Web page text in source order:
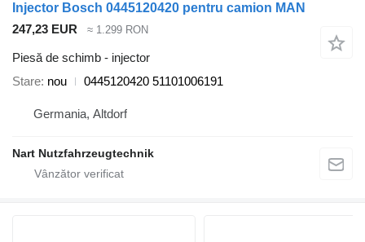
Injector Bosch 0445120420 pentru camion MAN
247,23 EUR
≈ 1.299 RON
Piesă de schimb - injector
Stare nou 0445120420 51101006191
Germania, Altdorf
Nart Nutzfahrzeugtechnik